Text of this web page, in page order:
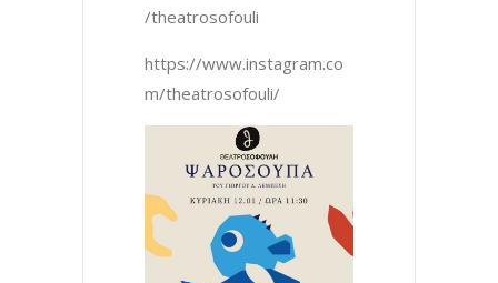
/theatrosofouli
https://www.instagram.co
m/theatrosofouli/